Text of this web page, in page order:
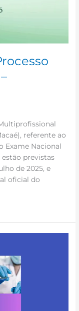
referente ao
Exame Nacional
previstas
de 2025, e
oficial do